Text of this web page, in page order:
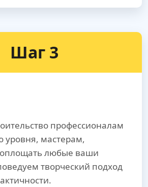
Шаг 3
профессионалам
уровня, мастерам,
любые ваши
творческий подход